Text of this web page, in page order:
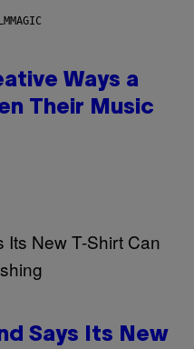
Ways a
Their Music
Says Its New